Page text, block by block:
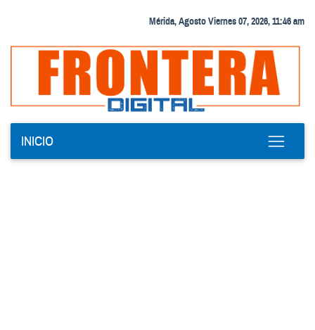
Mérida, Agosto Viernes 07, 2026, 11:46 am
INICIO